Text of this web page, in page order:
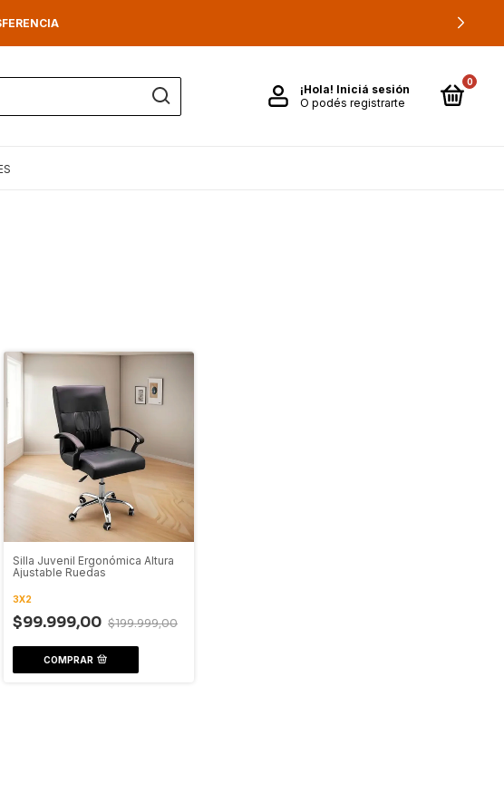
¡Hola! Iniciá sesión
O podés registrarte
0
Silla Juvenil Ergonómica Altura
Ajustable Ruedas
3X2
$99.999,00 $199.999,00
COMPRAR